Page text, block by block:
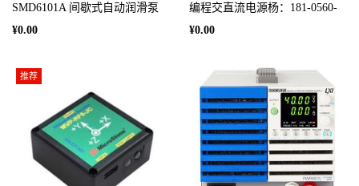
SMD6101A 间歇式自动润滑泵
杨：181－0560－8753
¥0.00
编程交直流电源杨：181-0560-
8753
¥0.00
推荐